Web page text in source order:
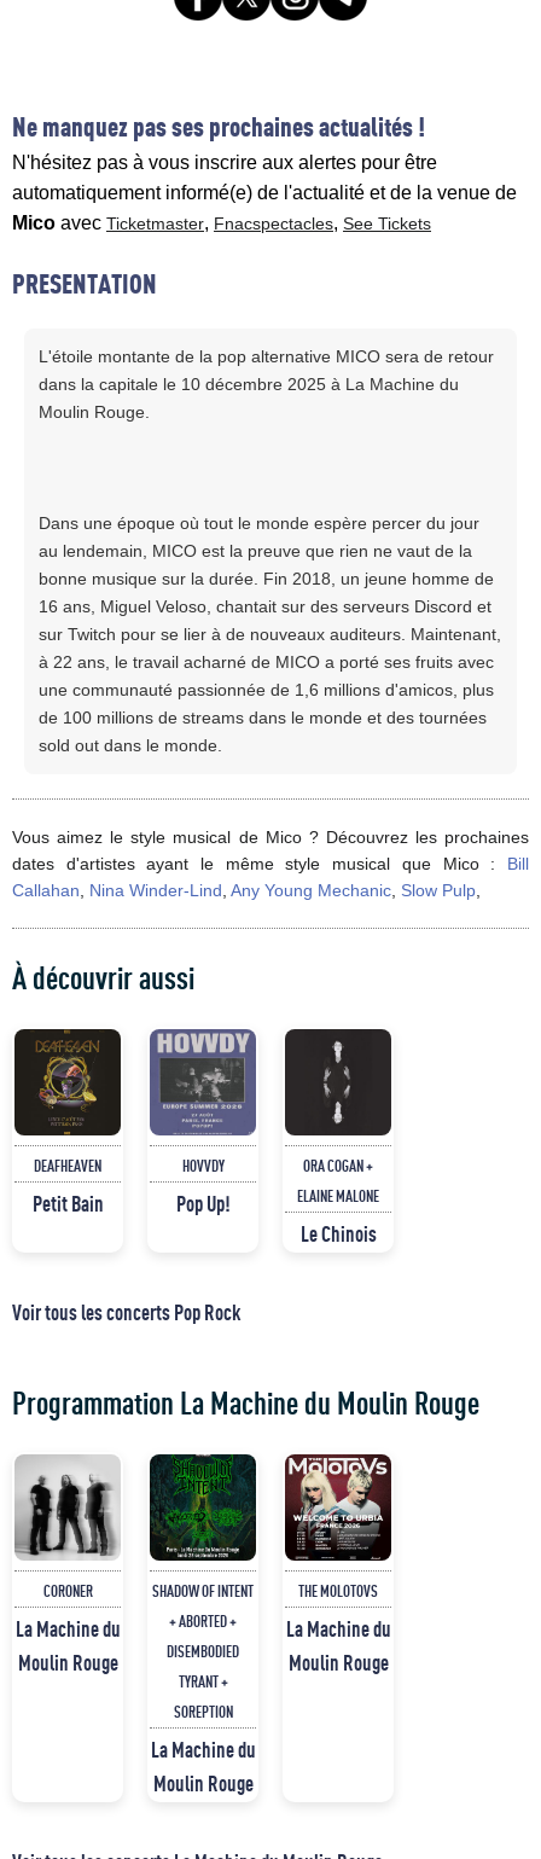
Ne manquez pas ses prochaines actualités !
N'hésitez pas à vous inscrire aux alertes pour être
automatiquement informé(e) de l'actualité et de la venue de
Mico avec Ticketmaster, Fnacspectacles, See Tickets
PRESENTATION
L'étoile montante de la pop alternative MICO sera de retour
dans la capitale le 10 décembre 2025 à La Machine du
Moulin Rouge.
Dans une époque où tout le monde espère percer du jour
au lendemain, MICO est la preuve que rien ne vaut de la
bonne musique sur la durée. Fin 2018, un jeune homme de
16 ans, Miguel Veloso, chantait sur des serveurs Discord et
sur Twitch pour se lier à de nouveaux auditeurs. Maintenant,
à 22 ans, le travail acharné de MICO a porté ses fruits avec
une communauté passionnée de 1,6 millions d'amicos, plus
de 100 millions de streams dans le monde et des tournées
sold out dans le monde.
Vous aimez le style musical de Mico ? Découvrez les prochaines
dates d'artistes ayant le même style musical que Mico : Bill
Callahan
Nina Winder-Lind Any Young Mechanic Slow Pulp
À découvrir aussi
DEAFHEAVEN
Petit Bain
HOVVDY
Pop Up!
ORA COGAN +
ELAINE MALONE
Le Chinois
Voir tous les concerts Pop Rock
Programmation La Machine du Moulin Rouge
CORONER
La Machine du
Moulin Rouge
SHADOW OF INTENT
+ ABORTED +
DISEMBODIED
TYRANT +
SOREPTION
La Machine du
Moulin Rouge
THE MOLOTOVS
La Machine du
Moulin Rouge